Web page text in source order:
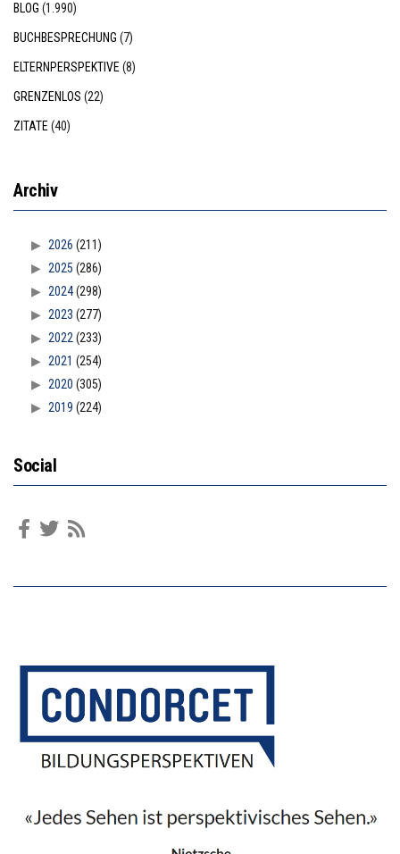
BLOG (1.990)
BUCHBESPRECHUNG (7)
ELTERNPERSPEKTIVE (8)
GRENZENLOS (22)
ZITATE (40)
Archiv
2026 (211)
2025 (286)
2024(298)
2023 (277)
2022 (233)
2021 (254)
2020 (305)
2019 (224)
Social